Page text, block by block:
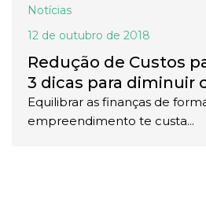
Notícias
12 de outubro de 2018
Redução de Custos
3 dicas para diminuir
Equilibrar as finanças de
empreendimento te custa...